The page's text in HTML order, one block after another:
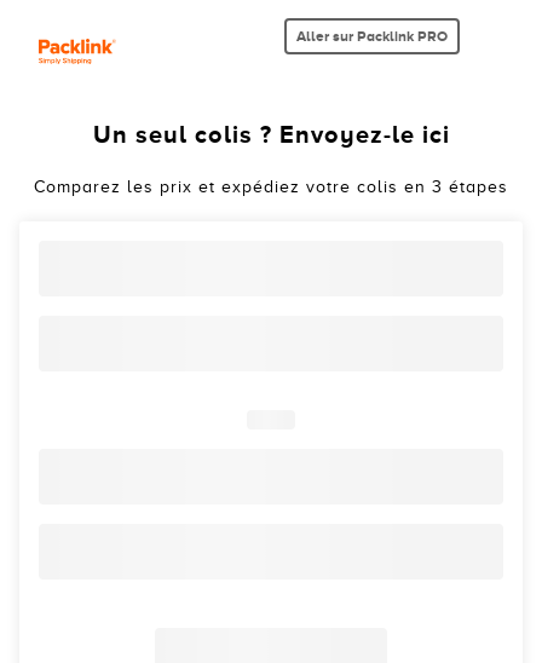
Aller sur Packlink PRO
Un seul colis ? Envoyez-le ici
Comparez les prix et expédiez votre colis en 3 étapes